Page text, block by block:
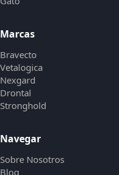
Marcas
Bravecto
Vetalogica
Nexgard
Drontal
Stronghold
Navegar
Sobre Nosotros
Blog